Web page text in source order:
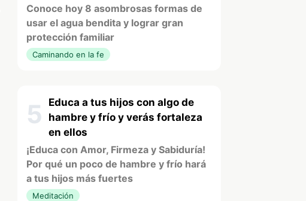
Conoce hoy 8 asombrosas formas de
usar el agua bendita y lograr gran
protección familiar
Caminando en la fe
5
Educa a tus hijos con algo de
hambre y frío y verás fortaleza
en ellos
¡Educa con Amor, Firmeza y Sabiduría!
Por qué un poco de hambre y frío hará
a tus hijos más fuertes
Meditación